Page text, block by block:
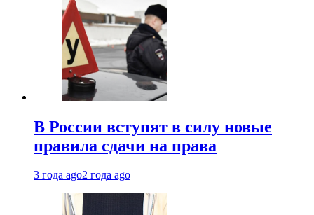
В России вступят в силу новые
правила сдачи на права
3 года ago2 года ago